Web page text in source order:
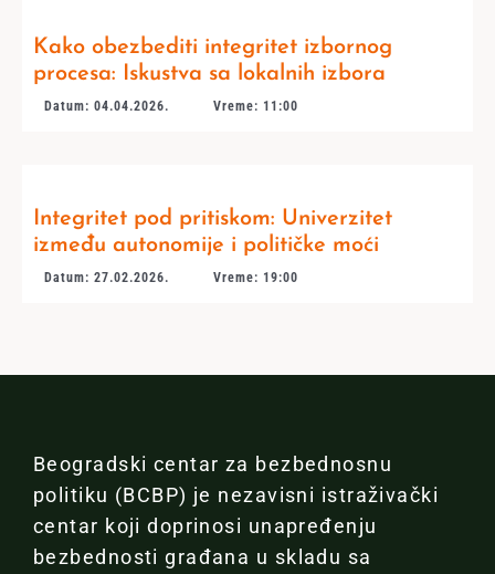
Kako obezbediti integritet izbornog
procesa: Iskustva sa lokalnih izbora
Datum: 04.04.2026. Vreme: 11:00
Integritet pod pritiskom: Univerzitet
između autonomije i političke moći
Datum: 27.02.2026. Vreme: 19:00
Beogradski centar za bezbednosnu
politiku (BCBP) je nezavisni istraživački
centar koji doprinosi unapređenju
bezbednosti građana u skladu sa